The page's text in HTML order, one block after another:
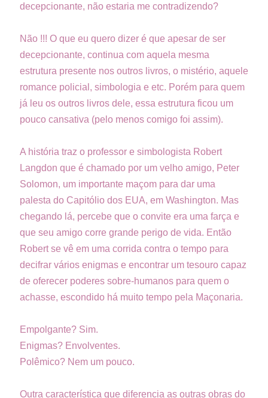
decepcionante, não estaria me contradizendo?
Não !!! O que eu quero dizer é que apesar de ser
decepcionante, continua com aquela mesma
estrutura presente nos outros livros, o mistério, aquele
romance policial, simbologia e etc. Porém para quem
já leu os outros livros dele, essa estrutura ficou um
pouco cansativa (pelo menos comigo foi assim).
A história traz o professor e simbologista Robert
Langdon que é chamado por um velho amigo, Peter
Solomon, um importante maçom para dar uma
palesta do Capitólio dos EUA, em Washington. Mas
chegando lá, percebe que o convite era uma farça e
que seu amigo corre grande perigo de vida. Então
Robert se vê em uma corrida contra o tempo para
decifrar vários enigmas e encontrar um tesouro capaz
de oferecer poderes sobre-humanos para quem o
achasse, escondido há muito tempo pela Maçonaria.
Empolgante? Sim.
Enigmas? Envolventes.
Polêmico? Nem um pouco.
Outra característica que diferencia as outras obras do